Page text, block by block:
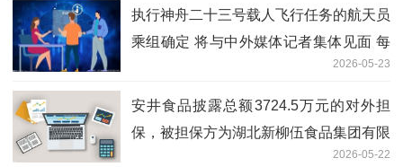
执行神舟二十三号载人飞行任务的航天员
乘组确定 将与中外媒体记者集体见面 每
2026-05-23
安井食品披露总额3724.5万元的对外担
保，被担保方为湖北新柳伍食品集团有限
2026-05-22